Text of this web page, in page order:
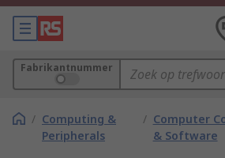
Fabrikantnummer
/ Computing &
Peripherals
/ Computer
& Software